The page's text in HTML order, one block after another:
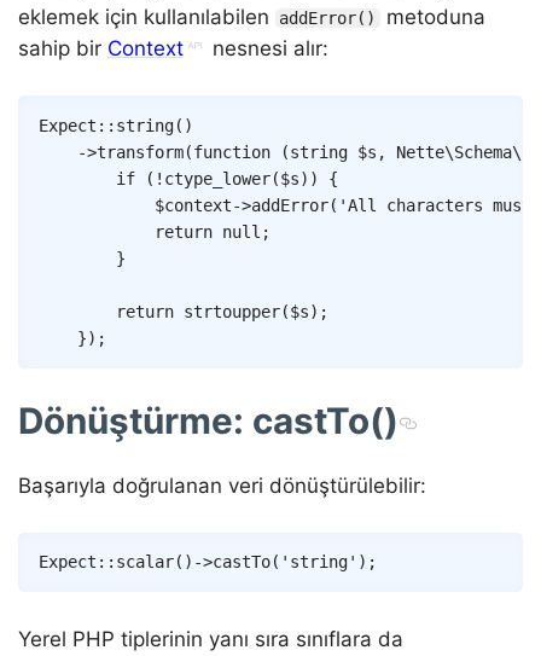
eklemek için kullanılabilen
addError()
metoduna
sahip bir Context nesnesi alır:
Expect :: string( )
->transform(function (string $s , Nette\Schema\
if
( ! ctype_lower($s) )
{
$context->addError( 'All characters must
return null ;
}
return strtoupper($s) ;
}) ;
Dönüştürme: castTo()
Başarıyla doğrulanan veri dönüştürülebilir:
Expect :: scalar( ) ->castTo( 'string' ) ;
Yerel PHP tiplerinin yanı sıra sınıflara da